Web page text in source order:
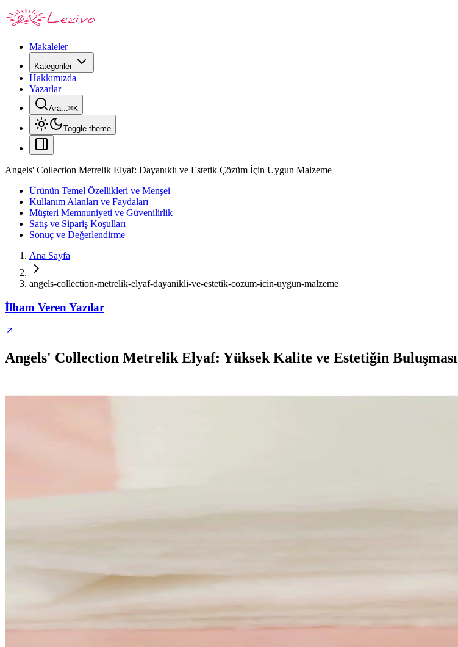
Makaleler
Kategoriler
Hakkımızda
Yazarlar
Ara...⌘K
Toggle theme
Angels' Collection Metrelik Elyaf: Dayanıklı ve Estetik Çözüm İçin Uygun Malzeme
Ürünün Temel Özellikleri ve Menşei
Kullanım Alanları ve Faydaları
Müşteri Memnuniyeti ve Güvenilirlik
Satış ve Sipariş Koşulları
Sonuç ve Değerlendirme
Ana Sayfa
angels-collection-metrelik-elyaf-dayanikli-ve-estetik-cozum-icin-uygun-malzeme
İlham Veren Yazılar
Angels' Collection Metrelik Elyaf: Yüksek Kalite ve Estetiğin Buluşması